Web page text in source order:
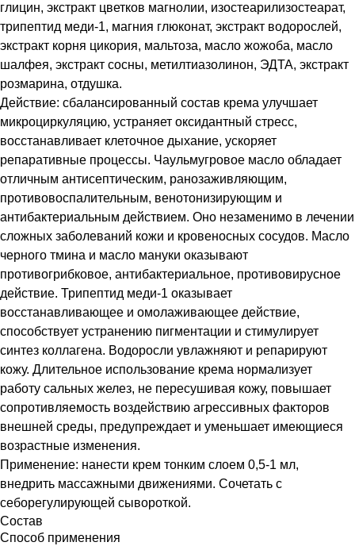
глицин, экстракт цветков магнолии, изостеарилизостеарат,
трипептид меди-1, магния глюконат, экстракт водорослей,
экстракт корня цикория, мальтоза, масло жожоба, масло
шалфея, экстракт сосны, метилтиазолинон, ЭДТА, экстракт
розмарина, отдушка.
Действие: сбалансированный состав крема улучшает
микроциркуляцию, устраняет оксидантный стресс,
восстанавливает клеточное дыхание, ускоряет
репаративные процессы. Чаульмугровое масло обладает
отличным антисептическим, ранозаживляющим,
противовоспалительным, венотонизирующим и
антибактериальным действием. Оно незаменимо в лечении
сложных заболеваний кожи и кровеносных сосудов. Масло
черного тмина и масло мануки оказывают
противогрибковое, антибактериальное, противовирусное
действие. Трипептид меди-1 оказывает
восстанавливающее и омолаживающее действие,
способствует устранению пигментации и стимулирует
синтез коллагена. Водоросли увлажняют и репарируют
кожу. Длительное использование крема нормализует
работу сальных желез, не пересушивая кожу, повышает
сопротивляемость воздействию агрессивных факторов
внешней среды, предупреждает и уменьшает имеющиеся
возрастные изменения.
Применение: нанести крем тонким слоем 0,5-1 мл,
внедрить массажными движениями. Сочетать с
себорегулирующей сывороткой.
Состав
Способ применения